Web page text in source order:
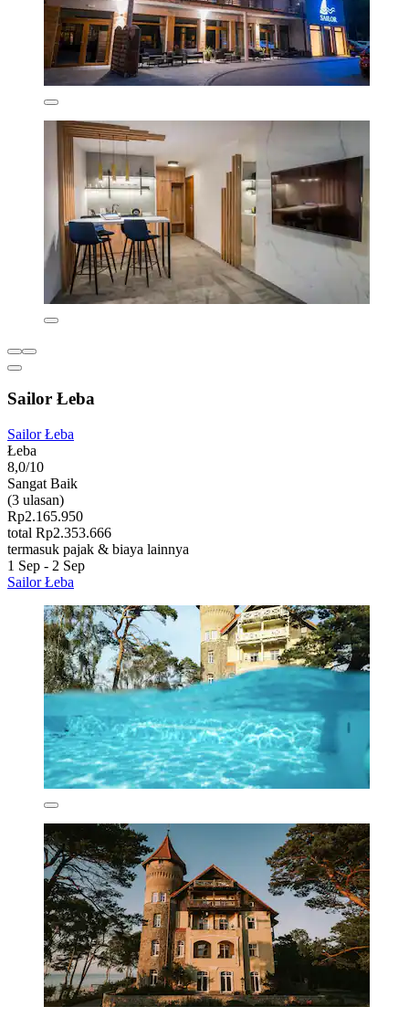
Sailor Łeba
Sailor Łeba
Łeba
8,0/10
Sangat Baik
(3 ulasan)
Rp2.165.950
total Rp2.353.666
termasuk pajak & biaya lainnya
1 Sep - 2 Sep
Sailor Łeba